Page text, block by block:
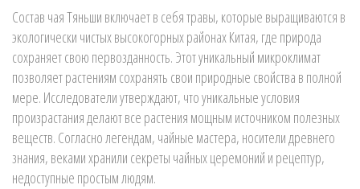
Состав чая Тяньши включает в себя травы, которые выращиваются в
экологически чистых высокогорных районах Китая, где природа
сохраняет свою первозданность. Этот уникальный микроклимат
позволяет растениям сохранять свои природные свойства в полной
мере. Исследователи утверждают, что уникальные условия
произрастания делают все растения мощным источником полезных
веществ. Согласно легендам, чайные мастера, носители древнего
знания, веками хранили секреты чайных церемоний и рецептур,
недоступные простым людям.